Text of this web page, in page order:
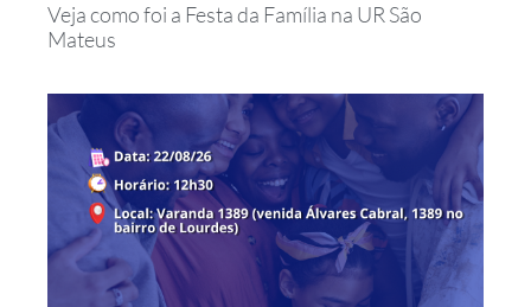
Veja como foi a Festa da Família na UR São
Mateus